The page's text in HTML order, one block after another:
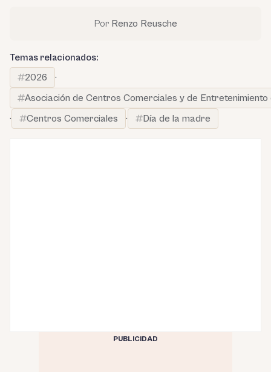
Por Renzo Reusche
Temas relacionados:
2026
·
Asociación de Centros Comerciales y de Entretenimiento
·
Centros Comerciales · Día de la madre
PUBLICIDAD